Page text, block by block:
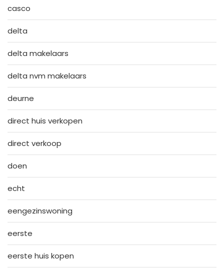
casco
delta
delta makelaars
delta nvm makelaars
deurne
direct huis verkopen
direct verkoop
doen
echt
eengezinswoning
eerste
eerste huis kopen